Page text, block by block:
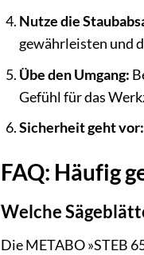
Nutze die
gewährleisten und
Übe den Umgang:
Gefühl für das
Sicherheit geht vor:
FAQ: Häufig
Welche
Die METABO »STEB